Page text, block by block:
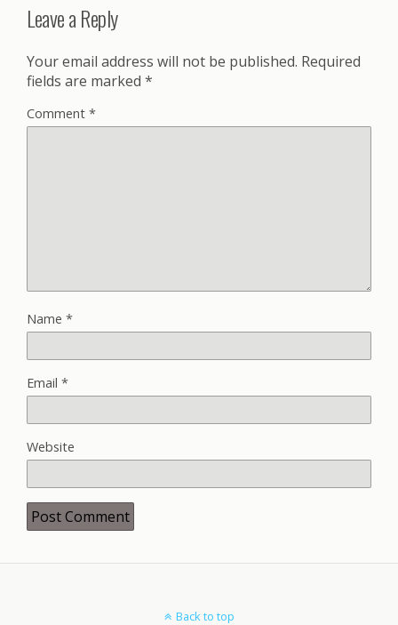
Leave a Reply
Your email address will not be published. Required
fields are marked *
Comment *
Name *
Email *
Website
Back to top